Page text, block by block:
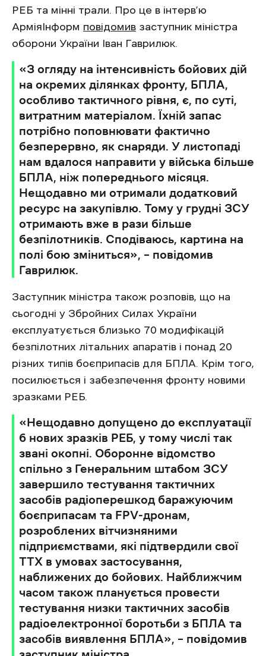
РЕБ та мінні трали. Про це в інтерв’ю
АрміяІнформ повідомив заступник міністра
оборони України Іван Гаврилюк.
«З огляду на інтенсивність бойових дій
на окремих ділянках фронту, БПЛА,
особливо тактичного рівня, є, по суті,
витратним матеріалом. Їхній запас
потрібно поповнювати фактично
безперервно, як снаряди. У листопаді
нам вдалося направити у війська більше
БПЛА, ніж попереднього місяця.
Нещодавно ми отримали додатковий
ресурс на закупівлю. Тому у грудні ЗСУ
отримають вже в рази більше
безпілотників. Сподіваюсь, картина на
полі бою зміниться», – повідомив
Гаврилюк.
Заступник міністра також розповів, що на
сьогодні у Збройних Силах України
експлуатується близько 70 модифікацій
безпілотних літальних апаратів і понад 20
різних типів боєприпасів для БПЛА. Крім того,
посилюється і забезпечення фронту новими
зразками РЕБ.
«Нещодавно допущено до експлуатації
6 нових зразків РЕБ, у тому числі так
звані окопні. Оборонне відомство
спільно з Генеральним штабом ЗСУ
завершило тестування тактичних
засобів радіоперешкод баражуючим
боєприпасам та FPV-дронам,
розроблених вітчизняними
підприємствами, які підтвердили свої
ТТХ в умовах застосування,
наближених до бойових. Найближчим
часом також планується провести
тестування низки тактичних засобів
радіоелектронної боротьби з БПЛА та
засобів виявлення БПЛА», – повідомив